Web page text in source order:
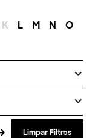
K L M N O
Limpar Filtros